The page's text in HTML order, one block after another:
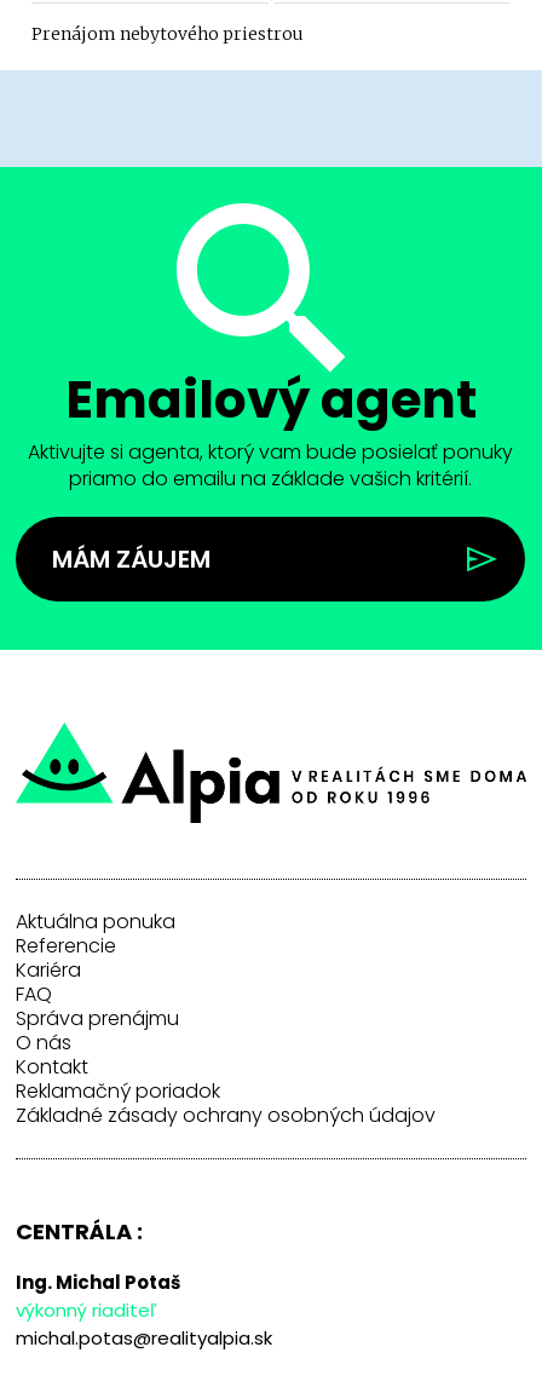
Prenájom nebytového priestrou
Emailový agent
Aktivujte si agenta, ktorý vam bude posielať ponuky
priamo do emailu na základe vašich kritérií.
MÁM ZÁUJEM
Aktuálna ponuka
Referencie
Kariéra
FAQ
Správa prenájmu
O nás
Kontakt
Reklamačný poriadok
Základné zásady ochrany osobných údajov
CENTRÁLA :
Ing. Michal Potaš
výkonný riaditeľ
michal.potas@realityalpia.sk